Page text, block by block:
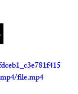
file.mp4